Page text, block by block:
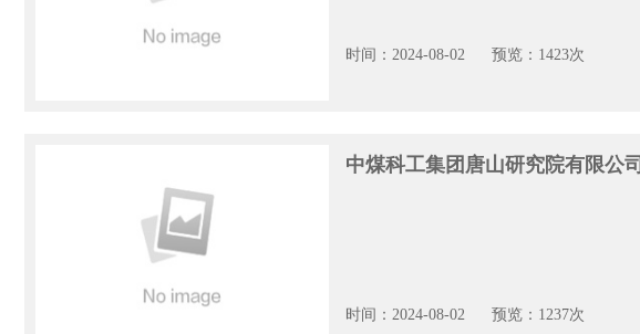
时间：2024-08-02 预览：1423次
中煤科工集团唐山研究院有限公司
时间：2024-08-02 预览：1237次